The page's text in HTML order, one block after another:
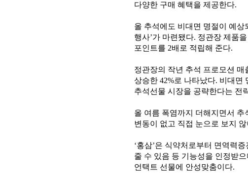
다양한 구매 혜택을 제공한다.
올 추석에도 비대면 명절이 예상
행사’가 마련됐다. 정관장 제품
포인트를 2배로 적립해 준다.
정관장의 작년 추석 프로모션 매
상승한 42%로 나타났다. 비대면
추석선물 시장을 공략한다는 전
올 여름 폭염까지 더해지면서 추
변동이 없고 직접 눈으로 보지
‘홍삼’은 식약처로부터 면역력
줄 수 있음 등 기능성을 인정받
언택트 선물에 안성맞춤이다.